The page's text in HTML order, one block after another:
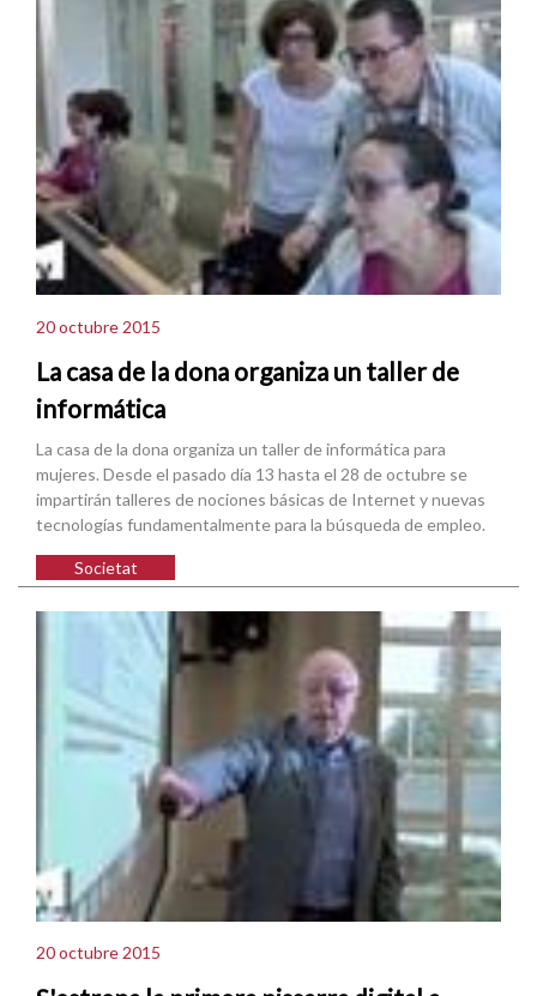
20 octubre 2015
La casa de la dona organiza un taller de
informática
La casa de la dona organiza un taller de informática para
mujeres. Desde el pasado día 13 hasta el 28 de octubre se
impartirán talleres de nociones básicas de Internet y nuevas
tecnologías fundamentalmente para la búsqueda de empleo.
Societat
20 octubre 2015